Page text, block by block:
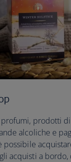
prodotti
alcoliche e
possibile
acquisti a